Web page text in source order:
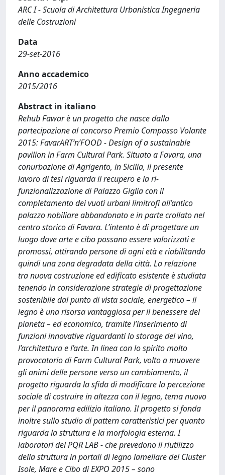
ARC I - Scuola di Architettura Urbanistica Ingegneria
delle Costruzioni
Data
29-set-2016
Anno accademico
2015/2016
Abstract in italiano
Rehub Fawar è un progetto che nasce dalla
partecipazione al concorso Premio Compasso Volante
2015: FavarART‘n’FOOD - Design of a sustainable
pavilion in Farm Cultural Park. Situato a Favara, una
conurbazione di Agrigento, in Sicilia, il presente
lavoro di tesi riguarda il recupero e la ri-
funzionalizzazione di Palazzo Giglia con il
completamento dei vuoti urbani limitrofi all’antico
palazzo nobiliare abbandonato e in parte crollato nel
centro storico di Favara. L’intento è di progettare un
luogo dove arte e cibo possano essere valorizzati e
promossi, attirando persone di ogni età e riabilitando
quindi una zona degradata della città. La relazione
tra nuova costruzione ed edificato esistente è studiata
tenendo in considerazione strategie di progettazione
sostenibile dal punto di vista sociale, energetico – il
legno è una risorsa vantaggiosa per il benessere del
pianeta – ed economico, tramite l’inserimento di
funzioni innovative riguardanti lo storage del vino,
l’architettura e l’arte. In linea con lo spirito molto
provocatorio di Farm Cultural Park, volto a muovere
gli animi delle persone verso un cambiamento, il
progetto riguarda la sfida di modificare la percezione
sociale di costruire in altezza con il legno, tema nuovo
per il panorama edilizio italiano. Il progetto si fonda
inoltre sullo studio di pattern caratteristici per quanto
riguarda la struttura e la morfologia esterna. I
laboratori del PQR LAB - che prevedono il riutilizzo
della struttura in portali di legno lamellare del Cluster
Isole, Mare e Cibo di EXPO 2015 – sono